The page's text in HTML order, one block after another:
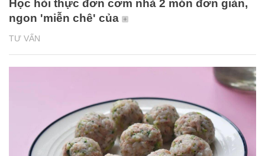
TƯ VẤN
Học hỏi thực đơn cơm nhà 2 món đơn giản,
ngon 'miễn chê' của